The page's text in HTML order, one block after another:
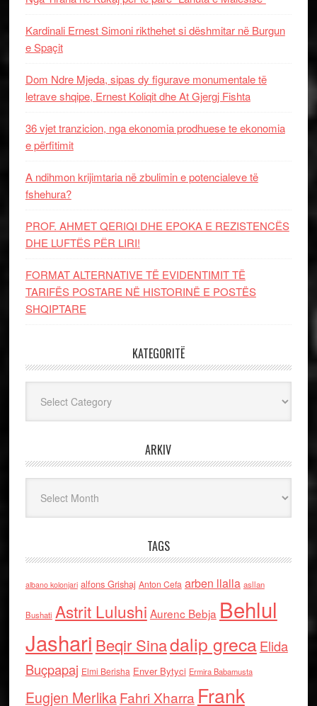
Kardinali Ernest Simoni rikthehet si dëshmitar në Burgun
e Spaçit
Dom Ndre Mjeda, sipas dy figurave monumentale të
letrave shqipe, Ernest Koliqit dhe At Gjergj Fishta
36 vjet tranzicion, nga ekonomia prodhuese te ekonomia
e përfitimit
A ndihmon krijimtaria në zbulimin e potencialeve të
fshehura?
PROF. AHMET QERIQI DHE EPOKA E REZISTENCЁS
DHE LUFTЁS PЁR LIRI!
FORMAT ALTERNATIVE TË EVIDENTIMIT TË
TARIFËS POSTARE NË HISTORINË E POSTËS
SHQIPTARE
KATEGORITË
ARKIV
TAGS
albano kolonjari alfons Grishaj Anton Cefa arben llalla asllan
Bushati Astrit Lulushi Aurenc Bebja Behlul
Jashari Beqir Sinadalip grecaElida
Buçpapaj Elmi Berisha Enver Bytyci Ermira Babamusta
Eugjen MerlikaFahri Xharra Frank